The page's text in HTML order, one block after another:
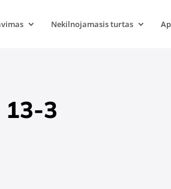
Nekilnojamasis turtas
13-3